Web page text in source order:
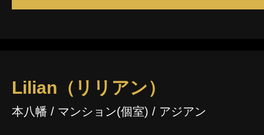
Lilian（リリアン）
本八幡 / マンション(個室) / アジアン